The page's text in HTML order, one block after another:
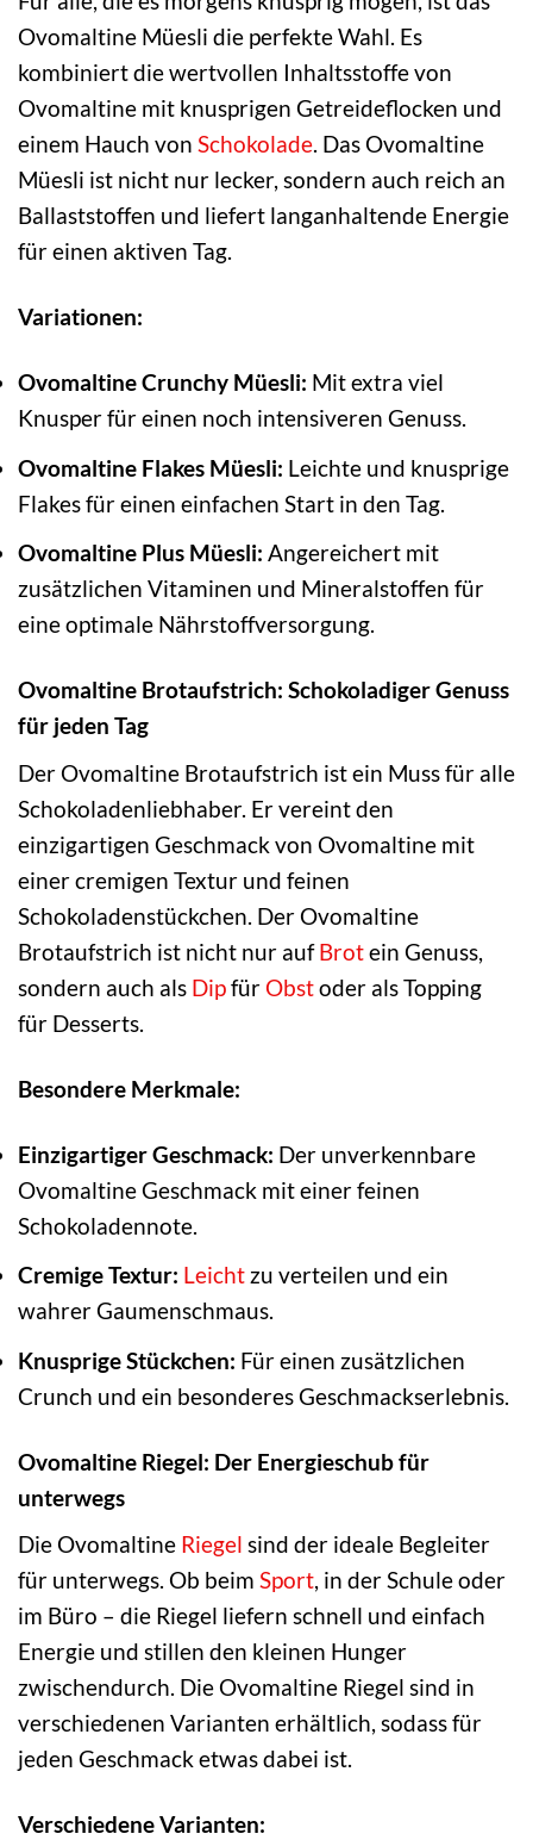
Ovomaltine Müesli die perfekte Wahl. Es
kombiniert die wertvollen Inhaltsstoffe von
Ovomaltine mit knusprigen Getreideflocken und
einem Hauch von Schokolade. Das Ovomaltine
Müesli ist nicht nur lecker, sondern auch reich an
Ballaststoffen und liefert langanhaltende Energie
für einen aktiven Tag.
Variationen:
Ovomaltine Crunchy Müesli: Mit extra viel
Knusper für einen noch intensiveren Genuss.
Ovomaltine Flakes Müesli: Leichte und knusprige
Flakes für einen einfachen Start in den Tag.
Ovomaltine Plus Müesli: Angereichert mit
zusätzlichen Vitaminen und Mineralstoffen für
eine optimale Nährstoffversorgung.
Ovomaltine Brotaufstrich: Schokoladiger Genuss
für jeden Tag
Der Ovomaltine Brotaufstrich ist ein Muss für alle
Schokoladenliebhaber. Er vereint den
einzigartigen Geschmack von Ovomaltine mit
einer cremigen Textur und feinen
Schokoladenstückchen. Der Ovomaltine
Brotaufstrich ist nicht nur aufBrotein Genuss,
sondern auch als Dipfür Obstoder als Topping
für Desserts.
Besondere Merkmale:
Einzigartiger Geschmack: Der unverkennbare
Ovomaltine Geschmack mit einer feinen
Schokoladennote.
Cremige Textur: Leicht zu verteilen und ein
wahrer Gaumenschmaus.
Knusprige Stückchen: Für einen zusätzlichen
Crunch und ein besonderes Geschmackserlebnis.
Ovomaltine Riegel: Der Energieschub für
unterwegs
Die Ovomaltine Riegel sind der ideale Begleiter
für unterwegs. Ob beim Sport, in der Schule oder
im Büro – die Riegel liefern schnell und einfach
Energie und stillen den kleinen Hunger
zwischendurch. Die Ovomaltine Riegel sind in
verschiedenen Varianten erhältlich, sodass für
jeden Geschmack etwas dabei ist.
Verschiedene Varianten: